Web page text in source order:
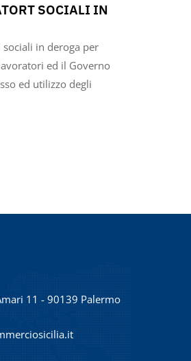
SOCIALI IN
sociali in deroga per
ed il Governo
ed utilizzo degli
11 - 90139 Palermo